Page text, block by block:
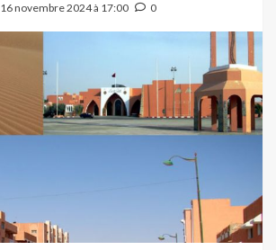
16 novembre 2024 à 17:00 0